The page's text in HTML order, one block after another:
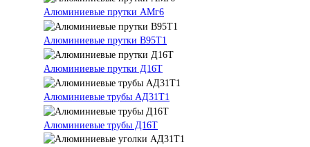
Алюминиевые прутки АМг6
Алюминиевые прутки В95Т1
Алюминиевые прутки Д16Т
Алюминиевые трубы АД31Т1
Алюминиевые трубы Д16Т